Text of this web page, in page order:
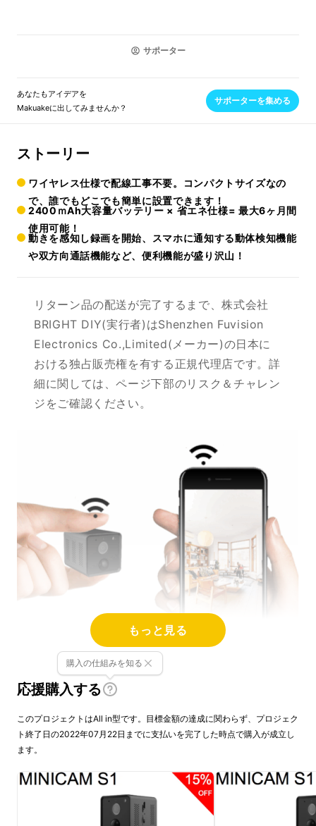
サポーター
あなたもアイデアを
Makuakeに出してみませんか？
サポーターを集める
ストーリー
ワイヤレス仕様で配線工事不要。コンパクトサイズなの
で、誰でもどこでも簡単に設置できます！
2400ｍAh大容量バッテリー × 省エネ仕様= 最大6ヶ月間
使用可能！
動きを感知し録画を開始、スマホに通知する動体検知機能
や双方向通話機能など、便利機能が盛り沢山！
リターン品の配送が完了するまで、株式会社
BRIGHT DIY(実行者)はShenzhen Fuvision
Electronics Co.,Limited(メーカー)の日本に
おける独占販売権を有する正規代理店です。詳
細に関しては、ページ下部のリスク＆チャレン
ジをご確認ください。
もっと見る
応援購入する
購入の仕組みを知る
このプロジェクトはAll in型です。目標金額の達成に関わらず、プロジェク
ト終了日の2022年07月22日までに支払いを完了した時点で購入が成立し
ます。